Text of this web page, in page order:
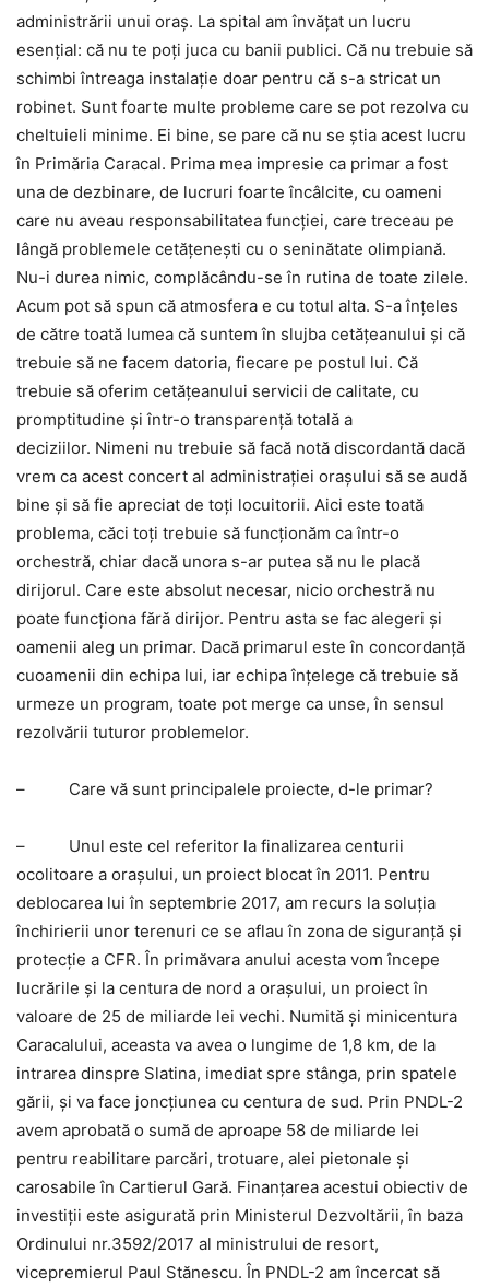
administrării unui oraş. La spital am învăţat un lucru
esenţial: că nu te poţi juca cu banii publici. Că nu trebuie să
schimbi întreaga instalaţie doar pentru că s-a stricat un
robinet. Sunt foarte multe probleme care se pot rezolva cu
cheltuieli minime. Ei bine, se pare că nu se ştia acest lucru
în Primăria Caracal. Prima mea impresie ca primar a fost
una de dezbinare, de lucruri foarte încâlcite, cu oameni
care nu aveau responsabilitatea funcţiei, care treceau pe
lângă problemele cetăţeneşti cu o seninătate olimpiană.
Nu-i durea nimic, complăcându-se în rutina de toate zilele.
Acum pot să spun că atmosfera e cu totul alta. S-a înţeles
de către toată lumea că suntem în slujba cetăţeanului şi că
trebuie să ne facem datoria, fiecare pe postul lui. Că
trebuie să oferim cetăţeanului servicii de calitate, cu
promptitudine şi într-o transparenţă totală a
deciziilor. Nimeni nu trebuie să facă notă discordantă dacă
vrem ca acest concert al administraţiei oraşului să se audă
bine şi să fie apreciat de toţi locuitorii. Aici este toată
problema, căci toţi trebuie să funcţionăm ca într-o
orchestră, chiar dacă unora s-ar putea să nu le placă
dirijorul. Care este absolut necesar, nicio orchestră nu
poate funcţiona fără dirijor. Pentru asta se fac alegeri şi
oamenii aleg un primar. Dacă primarul este în concordanță
cuoamenii din echipa lui, iar echipa înţelege că trebuie să
urmeze un program, toate pot merge ca unse, în sensul
rezolvării tuturor problemelor.
– Care vă sunt principalele proiecte, d-le primar?
– Unul este cel referitor la finalizarea centurii
ocolitoare a oraşului, un proiect blocat în 2011. Pentru
deblocarea lui în septembrie 2017, am recurs la soluţia
închirierii unor terenuri ce se aflau în zona de siguranţă şi
protecţie a CFR. În primăvara anului acesta vom începe
lucrările şi la centura de nord a oraşului, un proiect în
valoare de 25 de miliarde lei vechi. Numită şi minicentura
Caracalului, aceasta va avea o lungime de 1,8 km, de la
intrarea dinspre Slatina, imediat spre stânga, prin spatele
gării, şi va face joncţiunea cu centura de sud. Prin PNDL-2
avem aprobată o sumă de aproape 58 de miliarde lei
pentru reabilitare parcări, trotuare, alei pietonale şi
carosabile în Cartierul Gară. Finanţarea acestui obiectiv de
investiţii este asigurată prin Ministerul Dezvoltării, în baza
Ordinului nr.3592/2017 al ministrului de resort,
vicepremierul Paul Stănescu. În PNDL-2 am încercat să